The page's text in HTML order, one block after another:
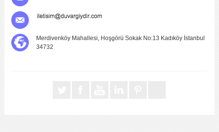
Merdivenköy Mahallesi, Hoşgörü Sokak No:13 Kadıköy İstanbul
34732